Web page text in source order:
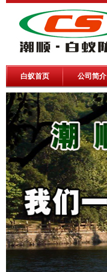
白蚁首页 公司简介